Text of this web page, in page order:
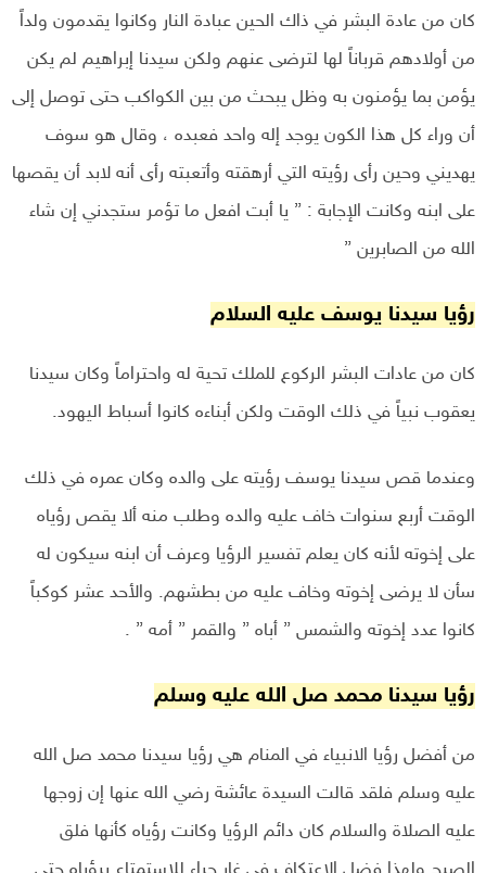
كان من عادة البشر في ذاك الحين عبادة النار وكانوا يقدمون ولداً
من أولادهم قرباناً لها لترضى عنهم ولكن سيدنا إبراهيم لم يكن
يؤمن بما يؤمنون به وظل يبحث من بين الكواكب حتى توصل إلى
أن وراء كل هذا الكون يوجد إله واحد فعبده ، وقال هو سوف
يهديني وحين رأى رؤيته التي أرهقته وأتعبته رأى أنه لابد أن يقصها
على ابنه وكانت الإجابة : ” يا أبت افعل ما تؤمر ستجدني إن شاء
الله من الصابرين ”
رؤيا سيدنا يوسف عليه السلام
كان من عادات البشر الركوع للملك تحية له واحتراماً وكان سيدنا
يعقوب نبياً في ذلك الوقت ولكن أبناءه كانوا أسباط اليهود.
وعندما قص سيدنا يوسف رؤيته على والده وكان عمره في ذلك
الوقت أربع سنوات خاف عليه والده وطلب منه ألا يقص رؤياه
على إخوته لأنه كان يعلم تفسير الرؤيا وعرف أن ابنه سيكون له
سأن لا يرضى إخوته وخاف عليه من بطشهم. والأحد عشر كوكباً
كانوا عدد إخوته والشمس ” أباه ” والقمر ” أمه ” .
رؤيا سيدنا محمد صل الله عليه وسلم
من أفضل رؤيا الانبياء في المنام هي رؤيا سيدنا محمد صل الله
عليه وسلم فلقد قالت السيدة عائشة رضي الله عنها إن زوجها
عليه الصلاة والسلام كان دائم الرؤيا وكانت رؤياه كأنها فلق